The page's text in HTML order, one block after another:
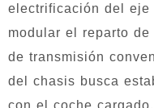
electrificación del eje
modular el reparto
de transmisión
del chasis busca
con el coche